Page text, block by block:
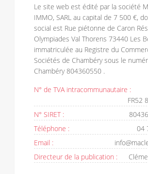
Le site web est édité par la société
IMMO, SARL au capital de 7 500 €,
social est Rue piétonne de Caron
Olympiades Val Thorens 73440 Les
immatriculée au Registre du
Sociétés de Chambéry sous le
Chambéry 804360550 .
N° de TVA intracommunautaire :
FR52
N° SIRET :
Téléphone :
04
Email :
Directeur de la publication :